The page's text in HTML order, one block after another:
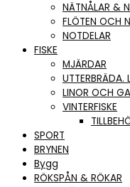
NÄTNÅLAR &
FLÖTEN OCH
NOTDELAR
FISKE
MJÄRDAR
UTTERBRÄDA.
LINOR OCH
VINTERFISKE
SPORT
BRYNEN
Bygg
RÖKSPÅN & RÖKAR